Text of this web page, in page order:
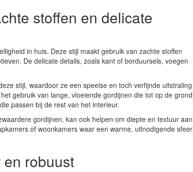
stoffen en delicate
in huis. Deze stijl maakt gebruik van zachte stoffen
De delicate details, zoals kant of borduursels, voegen
stijl, waardoor ze een speelse en toch verfijnde uitstraling
gebruik van lange, vloeiende gordijnen die tot op de grond
passen bij de rest van het interieur.
gordijnen, kan ook helpen om diepte en textuur aan
of woonkamers waar een warme, uitnodigende sfeer
robuust